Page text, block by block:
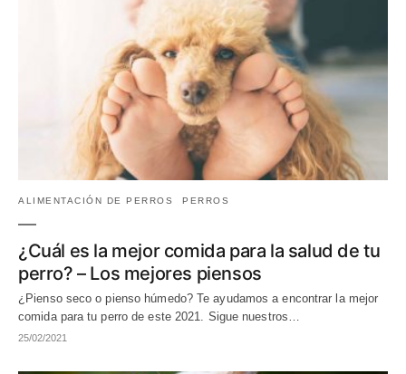
ALIMENTACIÓN DE PERROS PERROS
¿Cuál es la mejor comida para la salud de tu
perro? – Los mejores piensos
¿Pienso seco o pienso húmedo? Te ayudamos a encontrar la mejor
comida para tu perro de este 2021. Sigue nuestros…
25/02/2021